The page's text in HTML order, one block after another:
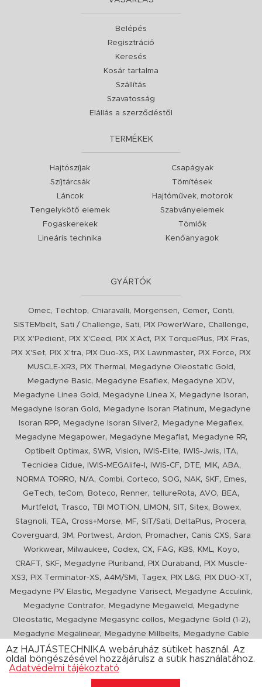
Belépés
Regisztráció
Keresés
Kosár tartalma
Szállítás
Szavatosság
Elállás a szerződéstől
TERMÉKEK
Hajtószíjak
Szíjtárcsák
Láncok
Tengelykötő elemek
Fogaskerekek
Lineáris technika
Csapágyak
Tömítések
Hajtóművek, motorok
Szabványelemek
Tömlők
Kenőanyagok
GYÁRTÓK
Omec, Techtop, Chiaravalli, Morgensen, Cemer, Conti,
SISTEMbelt, Sati / Challenge, Sati, PIX PowerWare, Challenge,
PIX X'Pedient, PIX X'Ceed , PIX X'Act, PIX TorquePlus, PIX Fras,
PIX X'Set, PIX X'tra, PIX Duo-XS, PIX Lawnmaster, PIX Force,
PIX
MUSCLE-XR3, PIX Thermal , Megadyne Oleostatic Gold ,
Megadyne Basic, Megadyne Esaflex, Megadyne XDV,
Megadyne Linea Gold , Megadyne Linea X, Megadyne Isoran,
Megadyne Isoran Gold , Megadyne Isoran Platinum,
Megadyne
Isoran RPP, Megadyne Isoran Silver2, Megadyne Megaflex,
Megadyne Megapower, Megadyne Megaflat, Megadyne RR,
Optibelt Optimax, SWR, Vision, IWIS-Elite, IWIS-Jwis, ITA,
Tecnidea Cidue, IWIS-MEGAlife-I , IWIS-CF, DTE, MIK, ABA,
NORMA TORRO, N/A, Combi, Corteco, SOG, NAK, SKF, Emes,
GeTech, teCom, Boteco, Renner, tellureRota, AVO, BEA,
Murtfeldt, Trasco, TBI MOTION , LIMON , SIT, Sitex, Bowex,
Stagnoli, TEA, Cross+Morse, MF, SIT/Sati, DeltaPlus, Procera,
Coverguard , 3M , Portwest, Ardon, Promacher, Canis CXS, Sara
Workwear, Milwaukee, Codex, CX, FAG, KBS, KML, Koyo,
CRAFT, SKF, Megadyne Pluriband , PIX Duraband ,
PIX Muscle-
XS3, PIX Terminator-XS, A4M/SMI , Tagex, PIX L&G, PIX DUO-XT,
Megadyne PV Elastic, Megadyne Varisect, Megadyne Acculink,
Megadyne Contrafor, Megadyne Megaweld ,
Megadyne
Oleostatic, Megadyne Megasync collos, Megadyne Gold (1-2),
Megadyne Megalinear, Megadyne Millbelts,
Megadyne Cable
Pull, PIX X'Ceed,Megadyne Pull Down, Optibelt VB,Mitsuboshi
ConCar,Megadyne Megarib ,PIX HARVESTER,Urgent
Az HAJTÁSTECHNIKA webáruház sütiket használ. Az
oldal böngészésével hozzájárulsz a sütik használatához.
Adatvédelmi tájékoztató